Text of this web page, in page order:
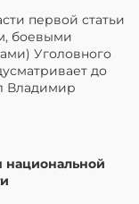
первой статьи
боевыми
Уголовного
до
Владимир
национальной